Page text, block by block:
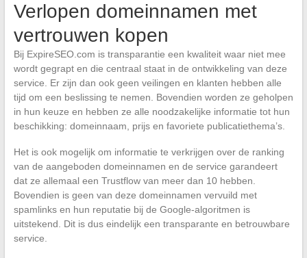
Verlopen domeinnamen met
vertrouwen kopen
Bij ExpireSEO.com is transparantie een kwaliteit waar niet mee
wordt gegrapt en die centraal staat in de ontwikkeling van deze
service. Er zijn dan ook geen veilingen en klanten hebben alle
tijd om een beslissing te nemen. Bovendien worden ze geholpen
in hun keuze en hebben ze alle noodzakelijke informatie tot hun
beschikking: domeinnaam, prijs en favoriete publicatiethema’s.
Het is ook mogelijk om informatie te verkrijgen over de ranking
van de aangeboden domeinnamen en de service garandeert
dat ze allemaal een Trustflow van meer dan 10 hebben.
Bovendien is geen van deze domeinnamen vervuild met
spamlinks en hun reputatie bij de Google-algoritmen is
uitstekend. Dit is dus eindelijk een transparante en betrouwbare
service.